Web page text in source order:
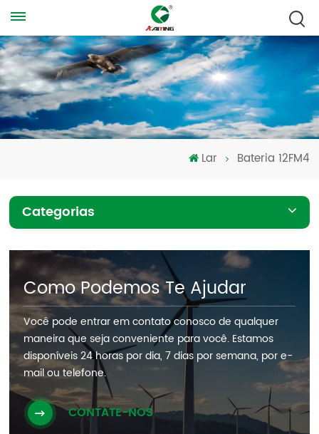
Lar Bateria 12FM4
Categorias
Como Podemos Te Ajudar
Você pode entrar em contato conosco de qualquer
maneira que seja conveniente para você. Estamos
disponíveis 24 horas por dia, 7 dias por semana, por e-
mail ou telefone.
CONTATE-NOS